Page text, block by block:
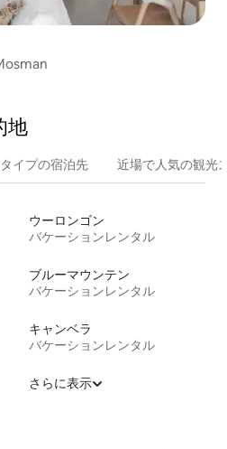
地
イ⁠プ⁠の宿⁠泊⁠先 近場で人気の観光
ウーロンゴン
バケーションレンタル
ブルーマウンテン
バケーションレンタル
キャンベラ
バケーションレンタル
さらに表示